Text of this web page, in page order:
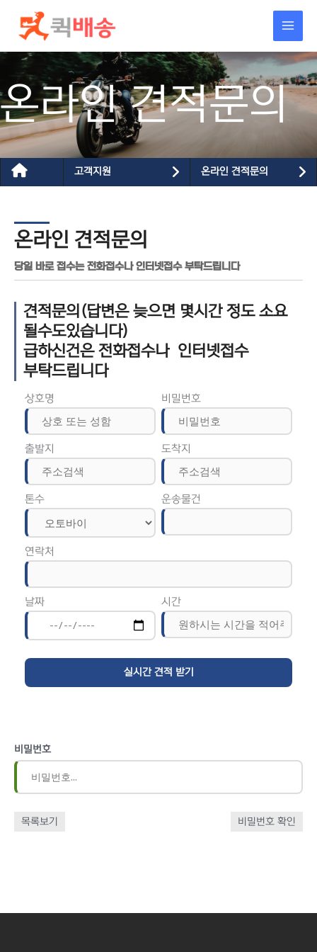
건너뛰기
온라인 견적문의
고객지원 온라인 견적문의
온라인 견적문의
당일 바로 접수는 전화접수나 인터넷접수 부탁드립니다
견적문의(답변은 늦으면 몇시간 정도 소요
될수도있습니다)
급하신건은 전화접수나 인터넷접수
부탁드립니다
상호명 비밀번호
출발지 도착지
톤수 운송물건
연락처
날짜 시간
비밀번호
목록보기 비밀번호 확인